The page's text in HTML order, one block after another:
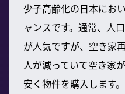
少子高齢化の日本にお
ャンスです。通常、人
が人気ですが、空き家
人が減っていて空き家
安く物件を購入します。